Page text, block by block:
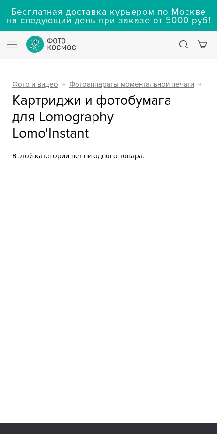
Бесплатная доставка курьером по Москве
на следующий день при заказе от 5000 руб!
Фото и видео → Фотоаппараты моментальной печати →
Картриджи и фотобумага
для Lomography
Lomo'Instant
В этой категории нет ни одного товара.